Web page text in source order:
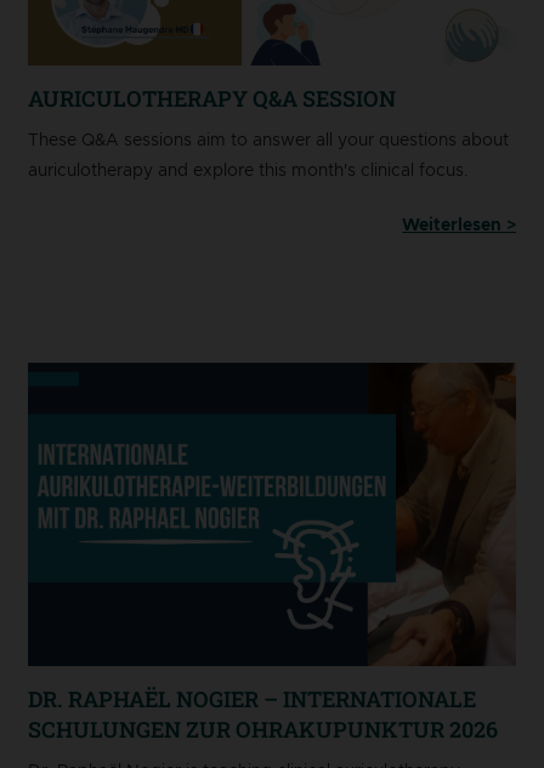
AURICULOTHERAPY Q&A SESSION
These Q&A sessions aim to answer all your questions about
auriculotherapy and explore this month's clinical focus.
Weiterlesen >
DR. RAPHAËL NOGIER – INTERNATIONALE
SCHULUNGEN ZUR OHRAKUPUNKTUR 2026